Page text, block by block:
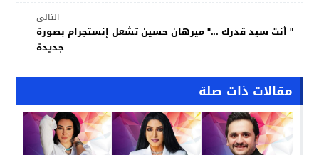
التالي
" أنت سيد قدرك ..." ميرهان حسين تشعل إنستجرام بصورة
جديدة
مقالات ذات صلة